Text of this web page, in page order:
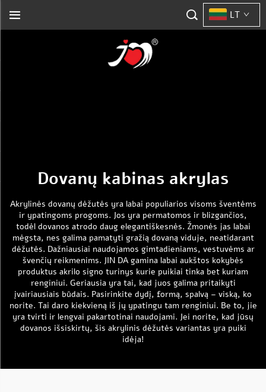
LT
Dovanų kabinas akrylas
Akrylinės dovanų dėžutės yra labai populiarios visoms šventėms
ir ypatingoms progoms. Jos yra permatomos ir blizgančios,
todėl dovanos atrodo daug elegantiškesnės. Žmonės jas labai
mėgsta, nes galima pamatyti gražią dovaną viduje, neatidarant
dėžutės. Dažniausiai naudojamos gimtadieniams, vestuvėms ar
švenčių reikmenims. JIN DA gamina labai aukštos kokybės
produktus akrilo signo turinys kurie puikiai tinka bet kuriam
renginiui. Geriausia yra tai, kad juos galima pritaikyti
įvairiausiais būdais. Pasirinkite dydį, formą, spalvą – viską, ko
norite. Tai daro kiekvieną iš jų ypatingu tam renginiui. Be to, jie
yra tvirti ir lengvai pakartotinai naudojami. Jei norite, kad jūsų
dovanos išsiskirtų, šis akrylinis dėžutės variantas yra puiki
idėja!